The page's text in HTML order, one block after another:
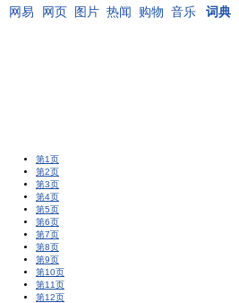
网易 网页 图片 热闻 购物 音乐 词典
第1页
第2页
第3页
第4页
第5页
第6页
第7页
第8页
第9页
第10页
第11页
第12页